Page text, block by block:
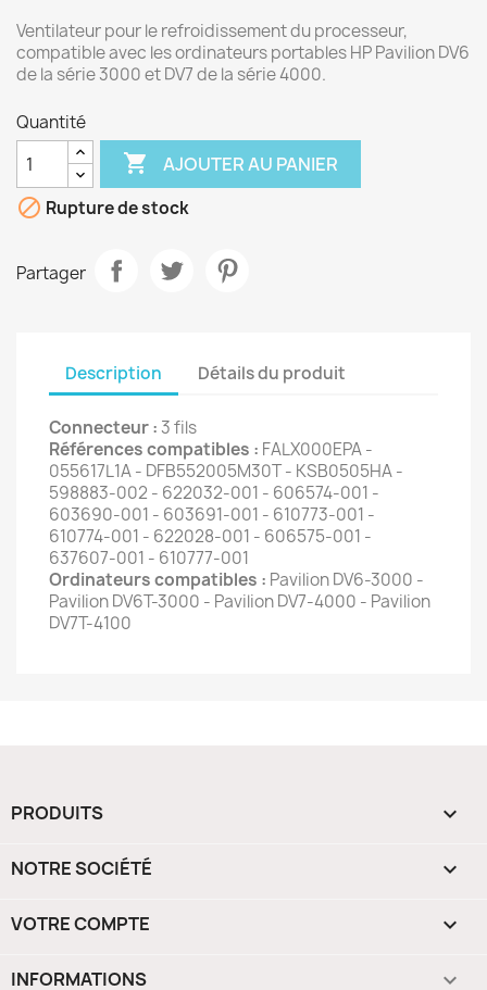
Ventilateur pour le refroidissement du processeur,
compatible avec les ordinateurs portables HP Pavilion DV6
de la série 3000 et DV7 de la série 4000.
Quantité
 AJOUTER AU PANIER
 Rupture de stock
Partager
Description Détails du produit
Connecteur :3 fils
Références compatibles : FALX000EPA -
055617L1A - DFB552005M30T - KSB0505HA -
598883-002 - 622032-001 - 606574-001 -
603690-001 - 603691-001 - 610773-001 -
610774-001 - 622028-001 - 606575-001 -
637607-001 - 610777-001
Ordinateurs compatibles : Pavilion DV6-3000 -
Pavilion DV6T-3000 - Pavilion DV7-4000 - Pavilion
DV7T-4100
PRODUITS 
NOTRE SOCIÉTÉ 
VOTRE COMPTE 
INFORMATIONS keyboard_arrow_down